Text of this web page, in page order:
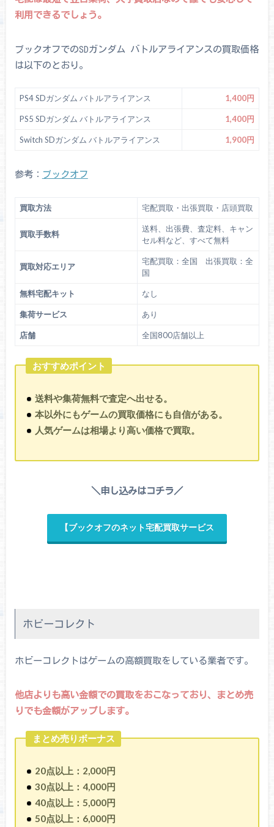
利用できるでしょう。
ブックオフでのSDガンダム バトルアライアンスの買取価格
は以下のとおり。
PS4 SDガンダム バトルアライアンス 1,400円
PS5 SDガンダム バトルアライアンス 1,400円
Switch SDガンダム バトルアライアンス 1,900円
参考： ブックオフ
買取方法 宅配買取・出張買取・店頭買取
買取手数料
送料、出張費、査定料、キャン
セル料など、すべて無料
買取対応エリア
宅配買取：全国 出張買取：全
国
無料宅配キット なし
集荷サービス あり
店舗 全国800店舗以上
おすすめポイント
送料や集荷無料で査定へ出せる。
本以外にもゲームの買取価格にも自信がある。
人気ゲームは相場より高い価格で買取。
＼申し込みはコチラ／
【ブックオフのネット宅配買取サービス
ホビーコレクト
ホビーコレクトはゲームの高額買取をしている業者です。
他店よりも高い金額での買取をおこなっており、まとめ売
りでも金額がアップします。
まとめ売りボーナス
20点以上：2,000円
30点以上：4,000円
40点以上：5,000円
50点以上：6,000円